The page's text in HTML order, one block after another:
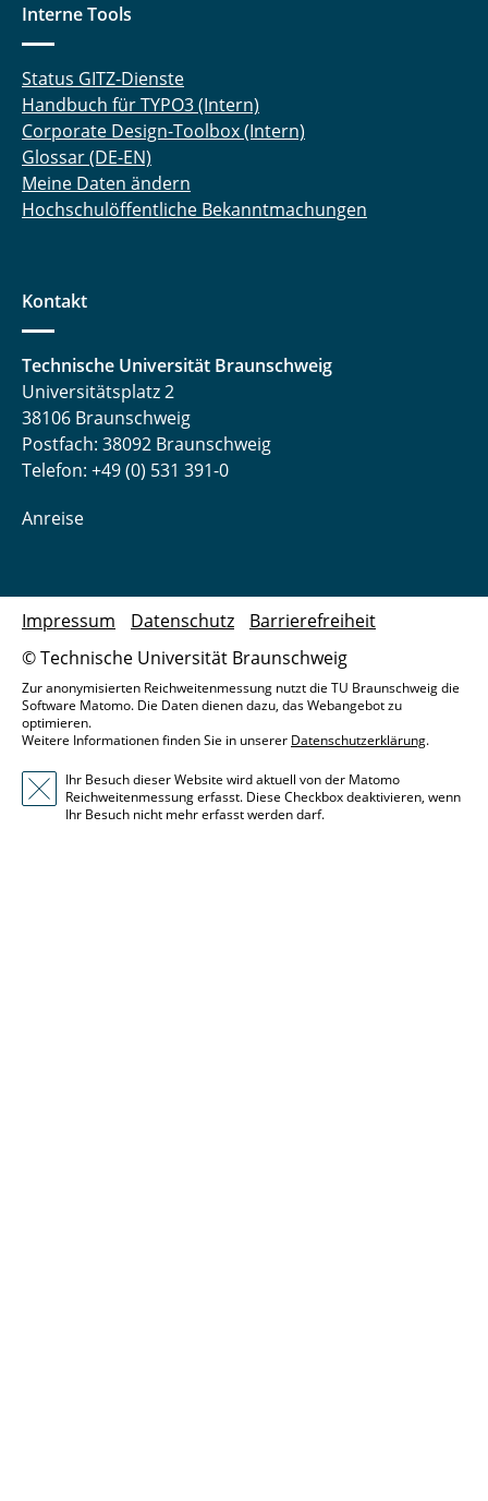
Interne Tools
Status GITZ-Dienste
Handbuch für TYPO3 (Intern)
Corporate Design-Toolbox (Intern)
Glossar (DE-EN)
Meine Daten ändern
Hochschulöffentliche Bekanntmachungen
Kontakt
Technische Universität Braunschweig
Universitätsplatz 2
38106 Braunschweig
Postfach: 38092 Braunschweig
Telefon: +49 (0) 531 391-0
Anreise
© Technische Universität Braunschweig
Impressum Datenschutz Barrierefreiheit
Zur anonymisierten Reichweitenmessung nutzt die TU Braunschweig die
Software Matomo. Die Daten dienen dazu, das Webangebot zu
optimieren.
Weitere Informationen finden Sie in unserer Datenschutzerklärung.
Ihr Besuch dieser Website wird aktuell von der Matomo
Reichweitenmessung erfasst. Diese Checkbox deaktivieren, wenn
Ihr Besuch nicht mehr erfasst werden darf.